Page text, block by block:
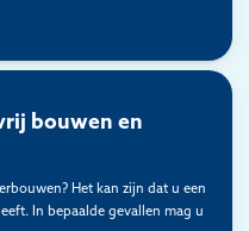
bouwen en
Het kan zijn dat u een
In bepaalde gevallen mag u